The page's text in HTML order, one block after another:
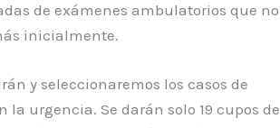
de exámenes ambulatorios que no
inicialmente.
y seleccionaremos los casos de
urgencia. Se darán solo 19 cupos de